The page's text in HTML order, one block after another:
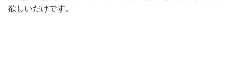
欲しいだけです。